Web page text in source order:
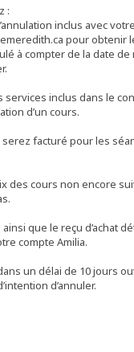
:
inclus avec
pour obtenir
à compter de la date
inclus dans le
d’un cours.
facturé pour les
des cours non encore
que le reçu d’achat
compte Amilia.
un délai de 10 jours